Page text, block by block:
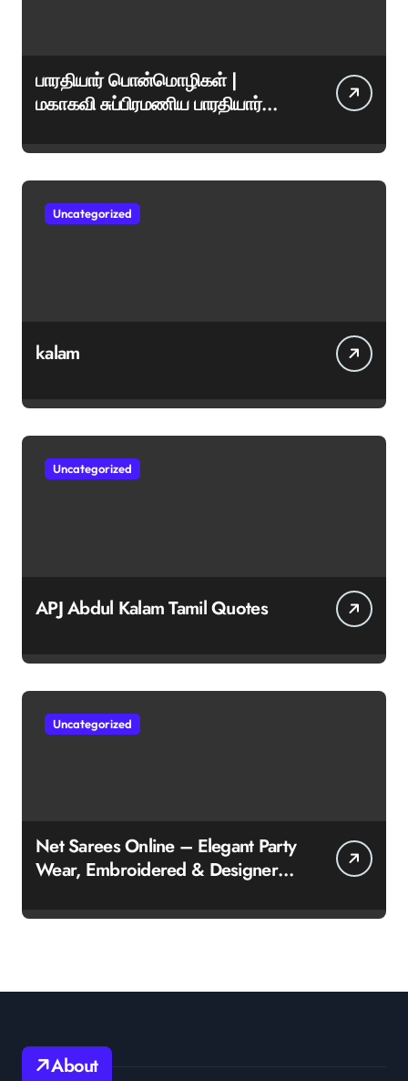
பாரதியார் பொன்மொழிகள் |
மகாகவி சுப்பிரமணிய பாரதியார்
ஊக்கமளிக்கும் வாசகங்கள்
Uncategorized
kalam
Uncategorized
APJ Abdul Kalam Tamil Quotes
Uncategorized
Net Sarees Online – Elegant Party
Wear, Embroidered & Designer
About